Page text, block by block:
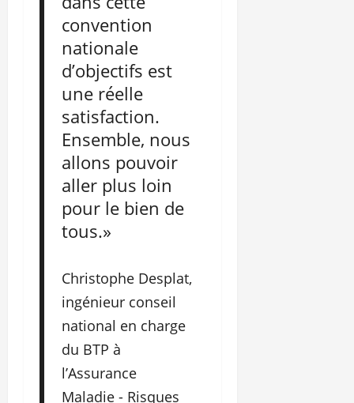
convention
nationale
d’objectifs est
une réelle
satisfaction.
Ensemble, nous
allons pouvoir
aller plus loin
pour le bien de
tous.»
Christophe Desplat,
ingénieur conseil
national en charge
du BTP à
l’Assurance
Maladie - Risques